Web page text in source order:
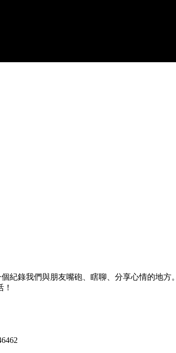
紀錄我們與朋友嘴砲、瞎聊、分享心情的地方。